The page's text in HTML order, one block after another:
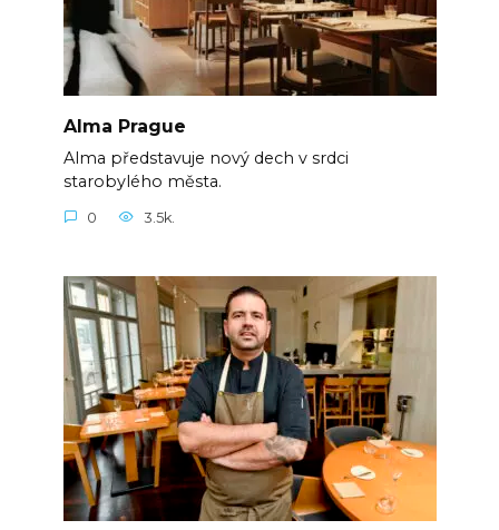
Alma Prague
Alma představuje nový dech v srdci
starobylého města.
0 3.5k.